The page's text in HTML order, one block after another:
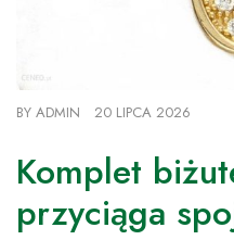
BY ADMIN 20 LIPCA 2026
Komplet
przyciąga